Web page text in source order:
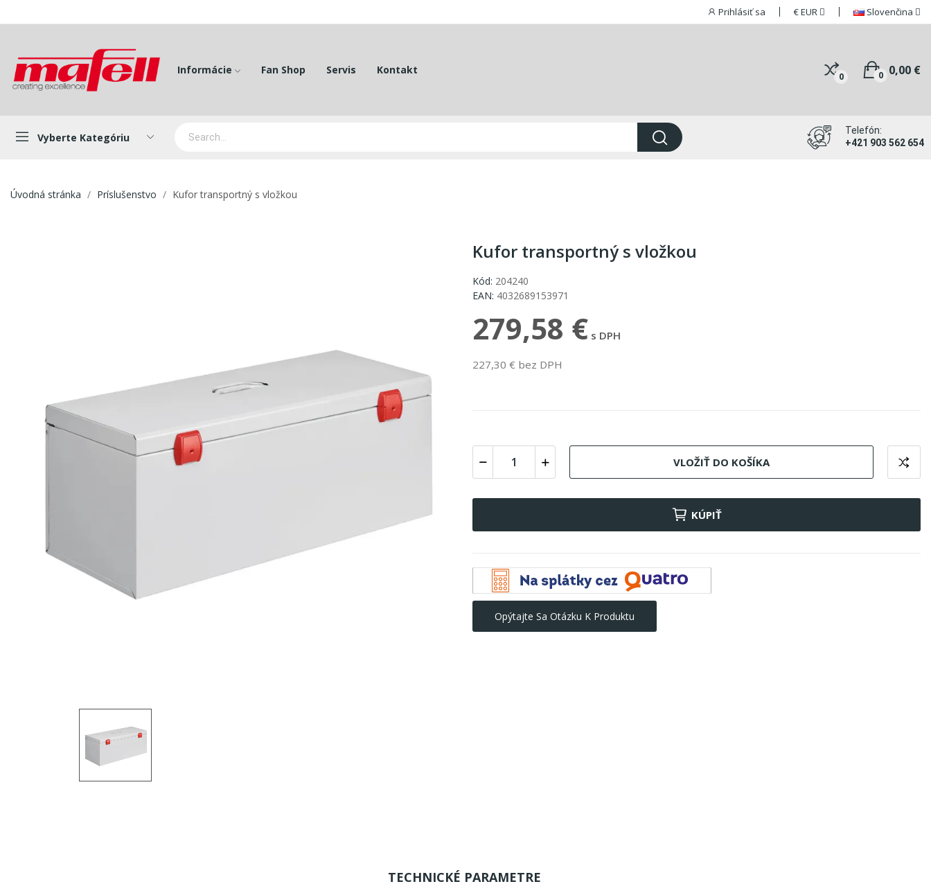
Prihlásiť sa €EUR Slovenčina
Informácie Fan Shop Servis Kontakt
0 0,00 €
0
Vyberte Kategóriu
Telefón:
+421 903 562 654
Úvodná stránka Príslušenstvo Kufor transportný s vložkou
Kufor transportný s vložkou
Kód: 204240
EAN: 4032689153971
279,58 € s DPH
227,30 € bez DPH
VLOŽIŤ DO KOŠÍKA
KÚPIŤ
Opýtajte Sa Otázku K Produktu
TECHNICKÉ PARAMETRE